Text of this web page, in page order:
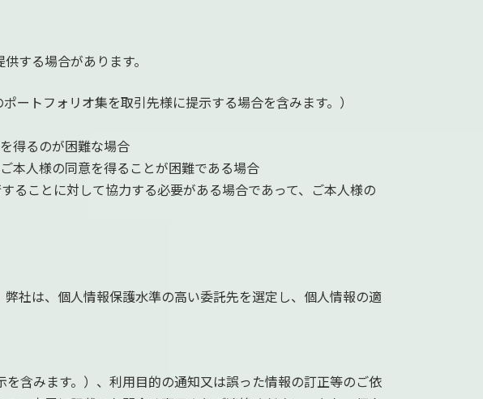
する場合があります。
ートフォリオ集を取引先様に提示する場合を含みます。）
得るのが困難な場合
本人様の同意を得ることが困難である場合
ることに対して協力する必要がある場合であって、ご本人様の
社は、個人情報保護水準の高い委託先を選定し、個人情報の適
含みます。）、利用目的の通知又は誤った情報の訂正等のご依